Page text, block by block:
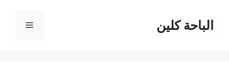
المحتوىالباحة كلين القائمة